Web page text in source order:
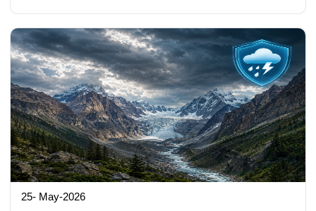
25- May-2026